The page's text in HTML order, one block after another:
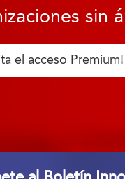
sin
el acceso Premium!